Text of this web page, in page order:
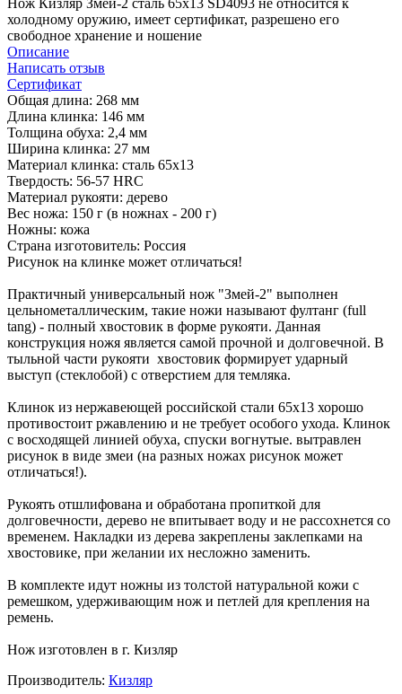
холодному оружию, имеет сертификат, разрешено его
свободное хранение и ношение
Описание
Написать отзыв
Сертификат
Общая длина: 268 мм
Длина клинка: 146 мм
Толщина обуха: 2,4 мм
Ширина клинка: 27 мм
Материал клинка: сталь 65х13
Твердость: 56-57 HRC
Материал рукояти: дерево
Вес ножа: 150 г (в ножнах - 200 г)
Ножны: кожа
Страна изготовитель: Россия
Рисунок на клинке может отличаться!
Практичный универсальный нож "Змей-2" выполнен
цельнометаллическим, такие ножи называют фултанг (full
tang) - полный хвостовик в форме рукояти. Данная
конструкция ножя является самой прочной и долговечной. В
тыльной части рукояти хвостовик формирует ударный
выступ (стеклобой) с отверстием для темляка.
Клинок из нержавеющей российской стали 65х13 хорошо
противостоит ржавлению и не требует особого ухода. Клинок
с восходящей линией обуха, спуски вогнутые. вытравлен
рисунок в виде змеи (на разных ножах рисунок может
отличаться!).
Рукоять отшлифована и обработана пропиткой для
долговечности, дерево не впитывает воду и не рассохнется со
временем. Накладки из дерева закреплены заклепками на
хвостовике, при желании их несложно заменить.
В комплекте идут ножны из толстой натуральной кожи с
ремешком, удерживающим нож и петлей для крепления на
ремень.
Нож изготовлен в г. Кизляр
Производитель: Кизляр